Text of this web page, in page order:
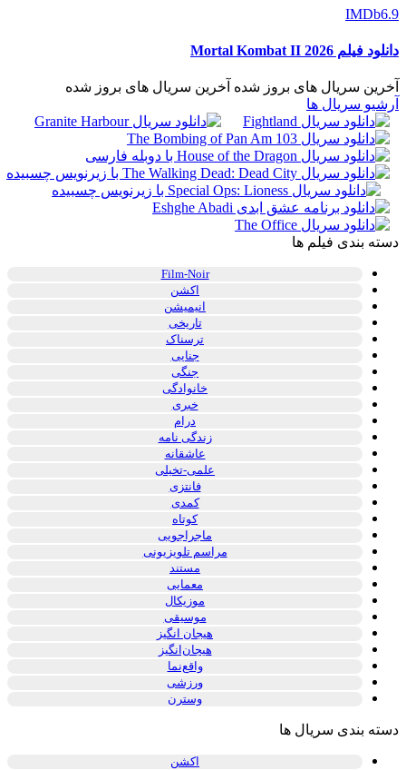
IMDb6.9
دانلود فیلم Mortal Kombat II 2026
آخرین سریال های بروز شده آخرین سریال های بروز شده
آرشیو سریال ها
دسته بندی فیلم ها
Film-Noir
اکشن
انیمیشن
تاریخی
ترسناک
جنایی
جنگی
خانوادگی
خبری
درام
زندگی نامه
عاشقانه
علمی-تخیلی
فانتزی
کمدی
کوتاه
ماجراجویی
مراسم تلویزیونی
مستند
معمایی
موزیکال
موسیقی
هیجان انگیز
هیجان‌انگیز
واقع‌نما
ورزشی
وسترن
دسته بندی سریال ها
اکشن